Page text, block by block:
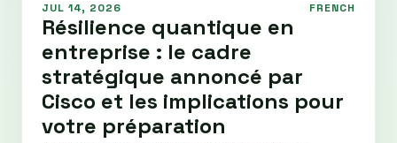
JUL 14, 2026 FRENCH
Résilience quantique en
entreprise : le cadre
stratégique annoncé par
Cisco et les implications pour
votre préparation